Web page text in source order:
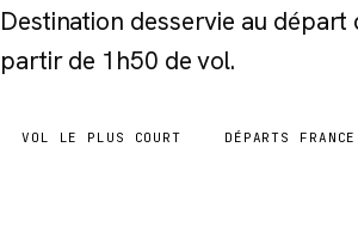
Destination desservie au
partir de 1h50 de vol.
VOL LE PLUS COURT DÉPARTS FRANCE